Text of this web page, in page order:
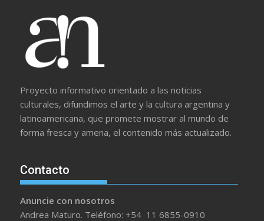
Proyecto informativo orientado a las noticias
culturales, difundimos el arte y la cultura argentina y
latinoamericana, que promete mostrar al mundo de
forma fresca y amena, el contenido más actualizado.
Contacto
Anuncie con nosotros
Andrea Maturo. Teléfono: +54 11 6855-0910